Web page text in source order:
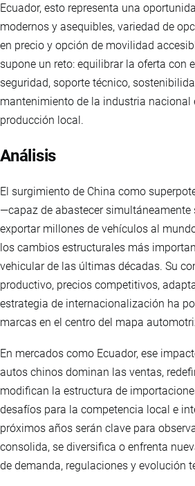
Ecuador, esto representa una
modernos y asequibles, variedad de
en precio y opción de movilidad
supone un reto: equilibrar la oferta con
seguridad, soporte técnico,
mantenimiento de la industria nacional
producción local.
Análisis
El surgimiento de China como
—capaz de abastecer simultáneamente
exportar millones de vehículos al
los cambios estructurales más
vehicular de las últimas décadas. Su
productivo, precios competitivos,
estrategia de internacionalización ha
marcas en el centro del mapa
En mercados como Ecuador, ese
autos chinos dominan las ventas,
modifican la estructura de
desafíos para la competencia local e
próximos años serán clave para
consolida, se diversifica o enfrenta
de demanda, regulaciones y evolución